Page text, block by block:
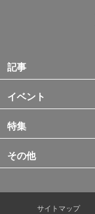
記事
イベント
特集
その他
サイトマップ